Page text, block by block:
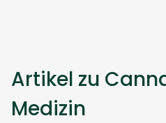
Artikel zu
Medizin